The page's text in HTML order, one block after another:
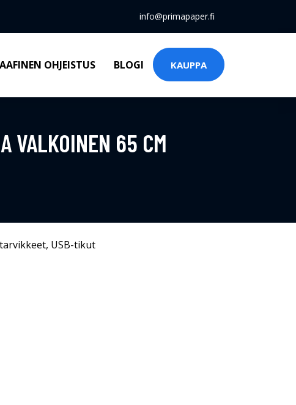
info@primapaper.fi
OHJEISTUS BLOGI KAUPPA
VALKOINEN 65 CM
, USB-tikut